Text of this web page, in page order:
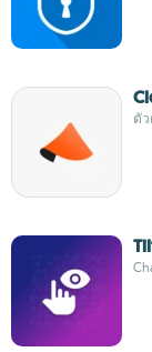
ตั